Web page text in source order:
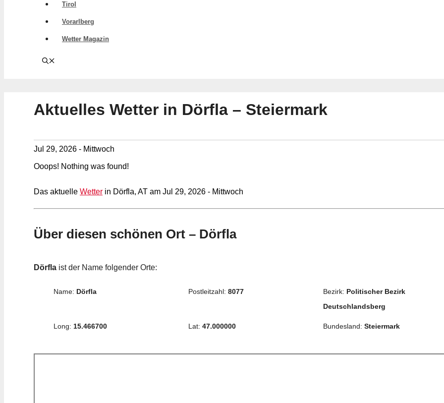
Tirol
Vorarlberg
Wetter Magazin
Aktuelles Wetter in Dörfla – Steiermark
Jul 29, 2026 - Mittwoch
Ooops! Nothing was found!
Das aktuelle Wetter in Dörfla, AT am Jul 29, 2026 - Mittwoch
Über diesen schönen Ort – Dörfla
Dörfla ist der Name folgender Orte:
Name: Dörfla Postleitzahl: 8077 Bezirk: Politischer Bezirk
Deutschlandsberg
Long: 15.466700 Lat: 47.000000 Bundesland: Steiermark